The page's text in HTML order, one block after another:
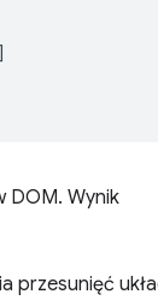
]
DOM. Wynik
przesunięć